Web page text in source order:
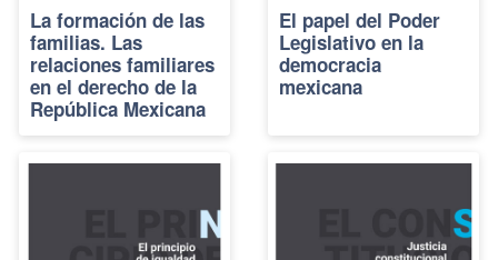
La formación de las
familias. Las
relaciones familiares
en el derecho de la
República Mexicana
El papel del Poder
Legislativo en la
democracia
mexicana